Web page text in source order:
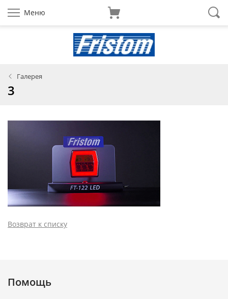
Меню
Галерея
3
Возврат к списку
Помощь